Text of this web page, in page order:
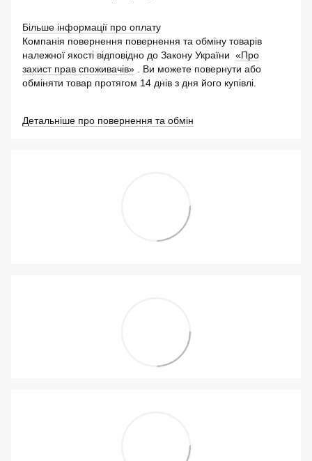
Більше інформації про оплату
Компанія повернення повернення та обміну товарів
належної якості відповідно до Закону України «Про
захист прав споживачів» . Ви можете повернути або
обміняти товар протягом 14 днів з дня його купівлі.
Детальніше про повернення та обмін